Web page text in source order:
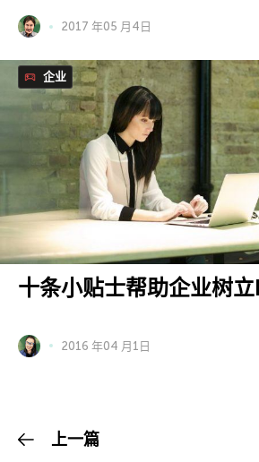
2017 年05 月4日
企业
十条小贴士帮助企业树
2016 年04 月1日
上一篇